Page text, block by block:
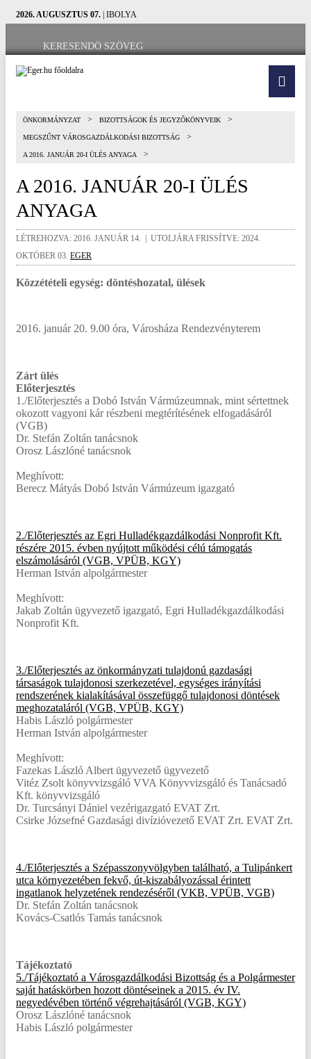
2026. AUGUSZTUS 07. | IBOLYA
ÖNKORMÁNYZAT > BIZOTTSÁGOK ÉS JEGYZŐKÖNYVEIK >
MEGSZŰNT VÁROSGAZDÁLKODÁSI BIZOTTSÁG >
A 2016. JANUÁR 20-I ÜLÉS ANYAGA >
A 2016. JANUÁR 20-I ÜLÉS
ANYAGA
LÉTREHOZVA: 2016. JANUÁR 14. | UTOLJÁRA FRISSÍTVE: 2024.
OKTÓBER 03. EGER
Közzétételi egység: döntéshozatal, ülések
2016. január 20. 9.00 óra, Városháza Rendezvényterem
Zárt ülés
Előterjesztés
1./Előterjesztés a Dobó István Vármúzeumnak, mint sértettnek
okozott vagyoni kár részbeni megtérítésének elfogadásáról
(VGB)
Dr. Stefán Zoltán tanácsnok
Orosz Lászlóné tanácsnok
Meghívott:
Berecz Mátyás Dobó István Vármúzeum igazgató
2./Előterjesztés az Egri Hulladékgazdálkodási Nonprofit Kft.
részére 2015. évben nyújtott működési célú támogatás
elszámolásáról (VGB, VPÜB, KGY)
Herman István alpolgármester
Meghívott:
Jakab Zoltán ügyvezető igazgató, Egri Hulladékgazdálkodási
Nonprofit Kft.
3./Előterjesztés az önkormányzati tulajdonú gazdasági
társaságok tulajdonosi szerkezetével, egységes irányítási
rendszerének kialakításával összefüggő tulajdonosi döntések
meghozataláról (VGB, VPÜB, KGY)
Habis László polgármester
Herman István alpolgármester
Meghívott:
Fazekas László Albert ügyvezető ügyvezető
Vitéz Zsolt könyvvizsgáló VVA Könyvvizsgáló és Tanácsadó
Kft. könyvvizsgáló
Dr. Turcsányi Dániel vezérigazgató EVAT Zrt.
Csirke Józsefné Gazdasági divízióvezető EVAT Zrt. EVAT Zrt.
4./Előterjesztés a Szépasszonyvölgyben található, a Tulipánkert
utca környezetében fekvő, út-kiszabályozással érintett
ingatlanok helyzetének rendezéséről (VKB, VPÜB, VGB)
Dr. Stefán Zoltán tanácsnok
Kovács-Csatlós Tamás tanácsnok
Tájékoztató
5./Tájékoztató a Városgazdálkodási Bizottság és a Polgármester
saját hatáskörben hozott döntéseinek a 2015. év IV.
negyedévében történő végrehajtásáról (VGB, KGY)
Orosz Lászlóné tanácsnok
Habis László polgármester